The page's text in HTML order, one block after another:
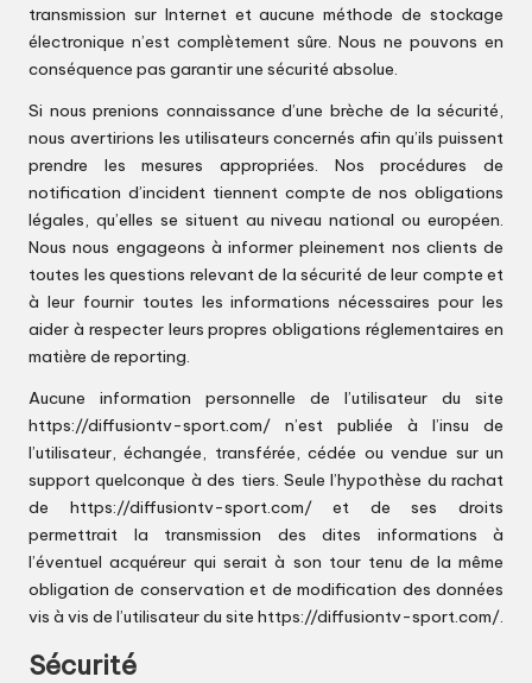
transmission sur Internet et aucune méthode de stockage
électronique n’est complètement sûre. Nous ne pouvons en
conséquence pas garantir une sécurité absolue.
Si nous prenions connaissance d’une brèche de la sécurité,
nous avertirions les utilisateurs concernés afin qu’ils puissent
prendre les mesures appropriées. Nos procédures de
notification d’incident tiennent compte de nos obligations
légales, qu’elles se situent au niveau national ou européen.
Nous nous engageons à informer pleinement nos clients de
toutes les questions relevant de la sécurité de leur compte et
à leur fournir toutes les informations nécessaires pour les
aider à respecter leurs propres obligations réglementaires en
matière de reporting.
Aucune information personnelle de l’utilisateur du site
https://diffusiontv-sport.com/ n’est publiée à l’insu de
l’utilisateur, échangée, transférée, cédée ou vendue sur un
support quelconque à des tiers. Seule l’hypothèse du rachat
de https://diffusiontv-sport.com/et de ses droits
permettrait la transmission des dites informations à
l’éventuel acquéreur qui serait à son tour tenu de la même
obligation de conservation et de modification des données
vis à vis de l’utilisateur du site https://diffusiontv-sport.com/.
Sécurité